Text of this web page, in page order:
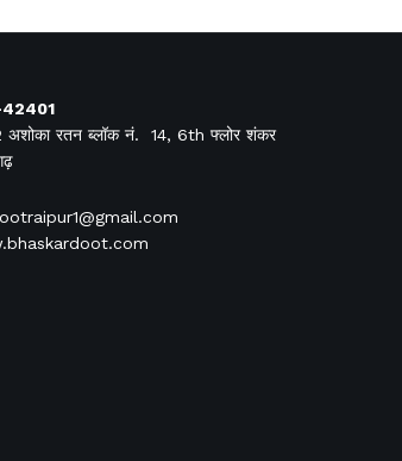
42401
रतन ब्लॉक नं. 14, 6th फ्लोर शंकर